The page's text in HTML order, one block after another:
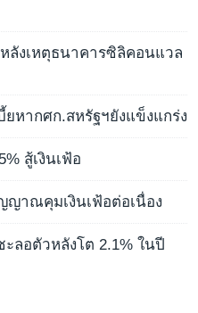
ลังเหตุธนาคารซิลิคอนแวล
หากศก.สหรัฐฯยังแข็งแกร่ง
สู้เงินเฟ้อ
ญาณคุมเงินเฟ้อต่อเนื่อง
ลอตัวหลังโต 2.1% ในปี